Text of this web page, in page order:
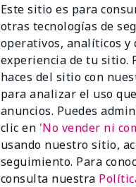
Este sitio es para
otras tecnologías de
operativos, analíticos y
experiencia de tu sitio.
haces del sitio con
para analizar el uso
anuncios. Puedes
clic en 'No vender ni
usando nuestro sitio,
seguimiento. Para
consulta nuestra